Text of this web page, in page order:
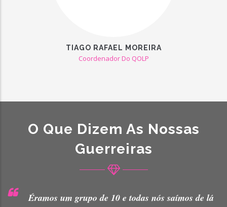
TIAGO RAFAEL MOREIRA
Coordenador Do QOLP
O Que Dizem As Nossas
Guerreiras
saímos de lá
É importante porque eles estão sempre